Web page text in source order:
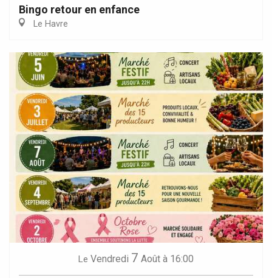
Bingo retour en enfance
Le Havre
Le Vendredi 7 Août à 16:00